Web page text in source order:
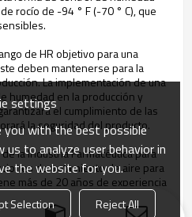
rocío de -94 ° F (-70 ° C), que
de HR objetivo para una
deben mantenerse para la
La implementación de una
humedad en la producción y
el cumplimiento de las
la seguridad del producto.
la Industria Farmacéutica para
de tratamiento de aire para
más de 20 años de experiencia
de automatización y
internacional.
settings
you with the best possible
us to analyze user behavior in
the website for you.
Selection Reject All